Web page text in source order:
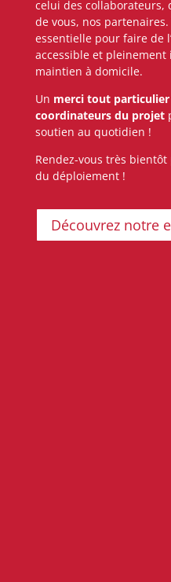
celui des collaborateurs,
de vous, nos
essentielle pour faire de
accessible et
maintien à domicile.
Un merci tout
coordinateurs du projet
soutien au quotidien !
Rendez-vous très
du déploiement !
Découvrez notre